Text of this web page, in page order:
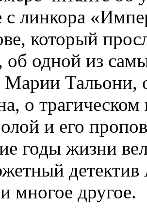
с линкора
который
об одной из
Марии
о трагическом
и его
годы жизни
детектив
многое другое.